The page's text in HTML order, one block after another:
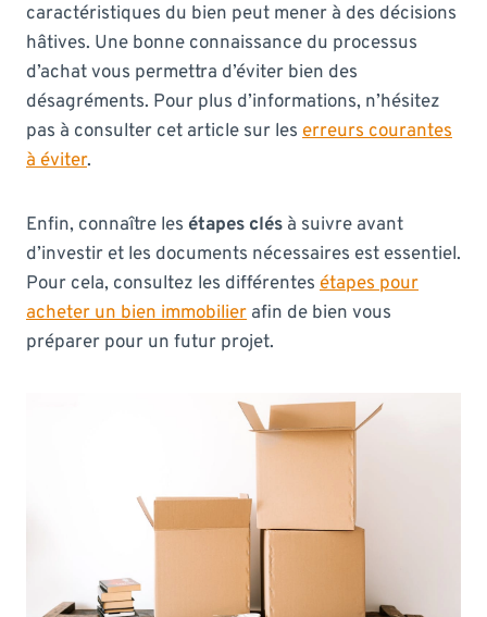
caractéristiques du bien peut mener à des décisions
hâtives. Une bonne connaissance du processus
d’achat vous permettra d’éviter bien des
désagréments. Pour plus d’informations, n’hésitez
pas à consulter cet article sur les erreurs courantes
à éviter.
Enfin, connaître les étapes clés à suivre avant
d’investir et les documents nécessaires est essentiel.
Pour cela, consultez les différentes étapes pour
acheter un bien immobilier afin de bien vous
préparer pour un futur projet.